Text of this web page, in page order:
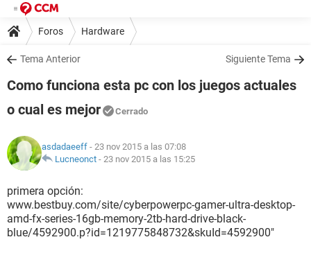
Foros Hardware
Tema Anterior Siguiente Tema
Como funciona esta pc con los juegos actuales
o cual es mejor
Cerrado
asdadaeeff - 23 nov 2015 a las 07:08
Lucneonct - 23 nov 2015 a las 15:25
primera opción:
www.bestbuy.com/site/cyberpowerpc-gamer-ultra-desktop-
amd-fx-series-16gb-memory-2tb-hard-drive-black-
blue/4592900.p?id=1219775848732&skuId=4592900"